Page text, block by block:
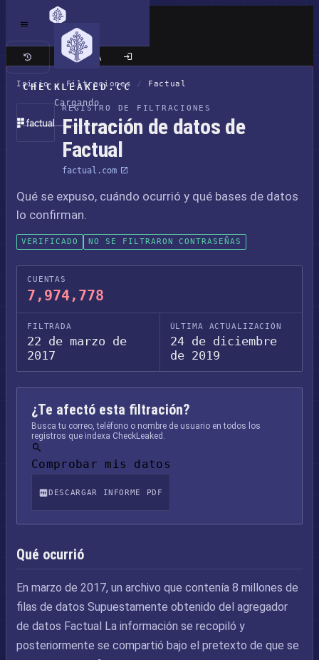
CHECKLEAKED.CC
Cargando
Sitio clásico
Inicio / Filtraciones / Factual
REGISTRO DE FILTRACIONES
Filtración de datos de
Factual
factual.com
Qué se expuso, cuándo ocurrió y qué bases de datos
lo confirman.
VERIFICADO NO SE FILTRARON CONTRASEÑAS
CUENTAS
7,974,778
FILTRADA
22 de marzo de
2017
ÚLTIMA ACTUALIZACIÓN
24 de diciembre
de 2019
¿Te afectó esta filtración?
Busca tu correo, teléfono o nombre de usuario en todos los
registros que indexa CheckLeaked.
Comprobar mis datos
DESCARGAR INFORME PDF
Qué ocurrió
En marzo de 2017, un archivo que contenía 8 millones de
filas de datos Supuestamente obtenido del agregador
de datos Factual La información se recopiló y
posteriormente se compartió bajo el pretexto de que se